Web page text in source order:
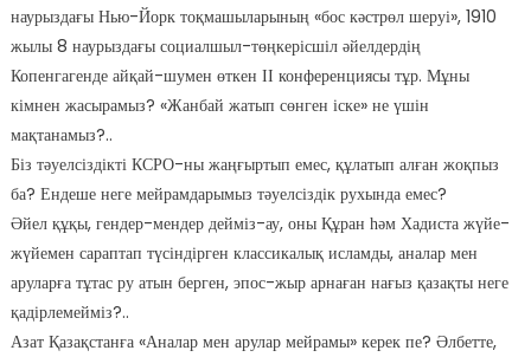
наурыздағы Нью-Йорк тоқмашыларының «бос кәстрөл шеруі», 1910
жылы 8 наурыздағы социалшыл-төңкерісшіл әйелдердің
Копенгагенде айқай-шумен өткен ІІ конференциясы тұр. Мұны
кімнен жасырамыз? «Жанбай жатып сөнген іске» не үшін
мақтанамыз?..
Біз тәуелсіздікті КСРО-ны жаңғыртып емес, құлатып алған жоқпыз
ба? Ендеше неге мейрамдарымыз тәуелсіздік рухында емес?
Әйел құқы, гендер-мендер дейміз-ау, оны Құран һәм Хадиста жүйе-
жүйемен сараптап түсіндірген классикалық исламды, аналар мен
аруларға тұтас ру атын берген, эпос-жыр арнаған нағыз қазақты неге
қадірлемейміз?..
Азат Қазақстанға «Аналар мен арулар мейрамы» керек пе? Әлбетте,